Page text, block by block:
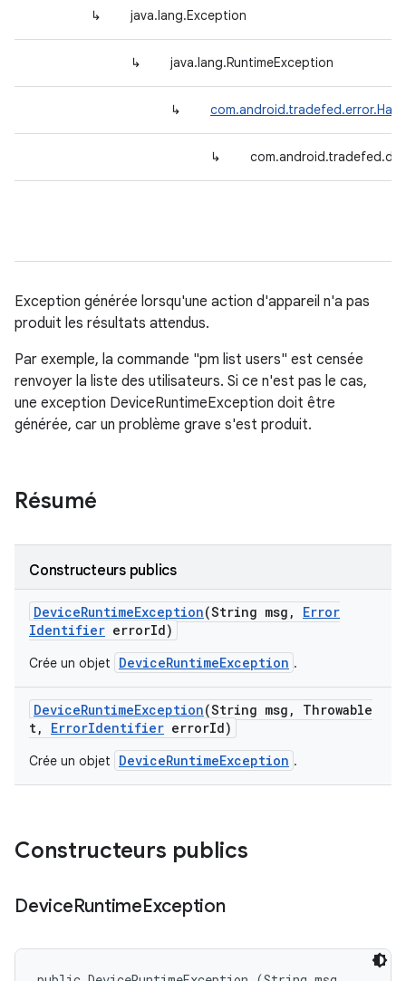
↳ java.lang.Exception
↳ java.lang.RuntimeException
↳
↳
Exception générée lorsqu'une action d'appareil n'a pas
produit les résultats attendus.
Par exemple, la commande "pm list users" est censée
renvoyer la liste des utilisateurs. Si ce n'est pas le cas,
une exception DeviceRuntimeException doit être
générée, car un problème grave s'est produit.
Résumé
Constructeurs publics
DeviceRuntimeException(String msg ,
Error
Identifier errorId)
Crée un objet DeviceRuntimeException .
DeviceRuntimeException(String msg ,
Throwable
t, ErrorIdentifier errorId)
Crée un objet DeviceRuntimeException .
Constructeurs publics
DeviceRuntimeException